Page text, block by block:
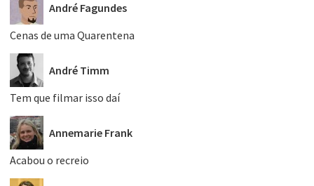
André Fagundes
Cenas de uma Quarentena
André Timm
Tem que filmar isso daí
Annemarie Frank
Acabou o recreio